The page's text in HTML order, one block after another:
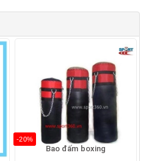
-20%
Bao đấm boxing